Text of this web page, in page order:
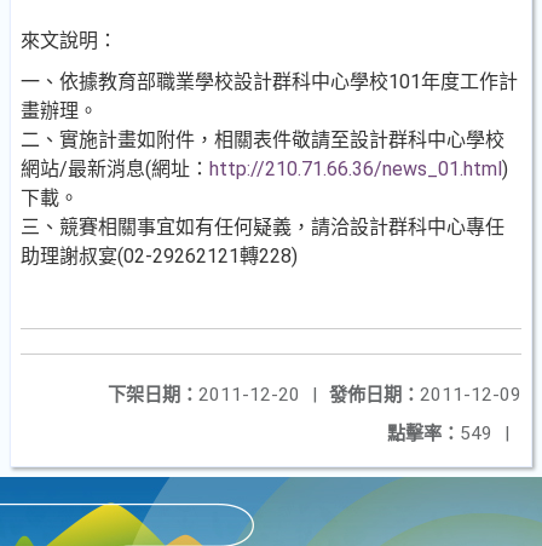
來文說明：
一、依據教育部職業學校設計群科中心學校101年度工作計
畫辦理。
二、實施計畫如附件，相關表件敬請至設計群科中心學校
網站/最新消息(網址： http://210.71.66.36/news_01.html)
下載。
三、競賽相關事宜如有任何疑義，請洽設計群科中心專任
助理謝叔宴(02-29262121轉228)
發佈日期： 2011-12-09
下架日期： 2011-12-20
|
點擊率： 549 |